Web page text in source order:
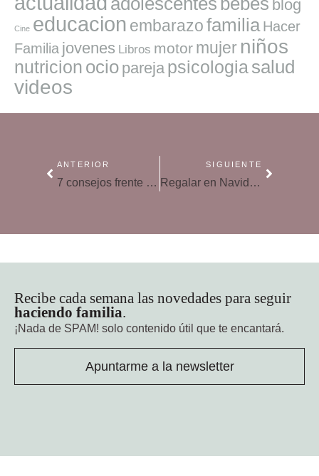
blog
Cine educacion embarazofamilia Hacer
Familia jovenes Libros motor mujer niños
nutricion ocio pareja psicologiasalud
videos
ANTERIOR
7 consejos frente a la agresividad infantil
SIGUIENTE
Regalar en Navidad y educar, ¡es posible!
Recibe cada semana las novedades para seguir
haciendo familia.
¡Nada de SPAM! solo contenido útil que te encantará.
Apuntarme a la newsletter